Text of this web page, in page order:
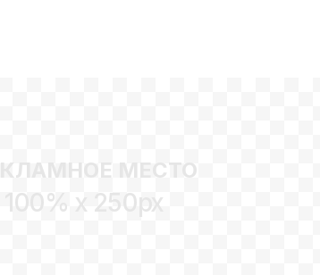
МЕСТО
100% x 250px